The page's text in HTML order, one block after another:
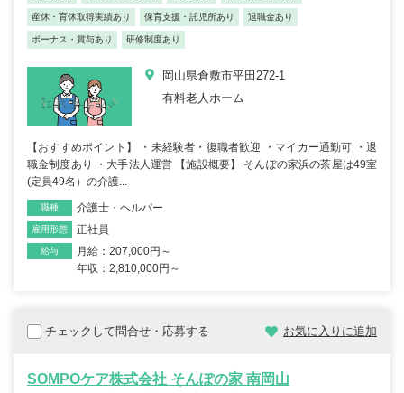
産休・育休取得実績あり 保育支援・託児所あり 退職金あり
ボーナス・賞与あり 研修制度あり
岡山県倉敷市平田272-1
有料老人ホーム
【おすすめポイント】 ・未経験者・復職者歓迎 ・マイカー通勤可 ・退
職金制度あり ・大手法人運営 【施設概要】 そんぽの家浜の茶屋は49室
(定員49名）の介護...
職種 介護士・ヘルパー
雇用形態 正社員
給与
月給：207,000円～
年収：2,810,000円～
チェックして問合せ・応募する お気に入りに追加
SOMPOケア株式会社 そんぽの家 南岡山